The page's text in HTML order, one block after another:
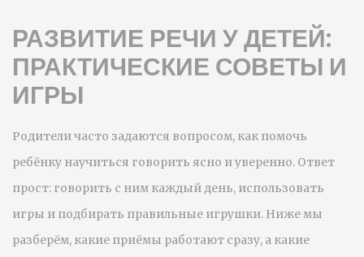
РАЗВИТИЕ РЕЧИ У ДЕТЕЙ:
ПРАКТИЧЕСКИЕ СОВЕТЫ И
ИГРЫ
Родители часто задаются вопросом, как помочь
ребёнку научиться говорить ясно и уверенно. Ответ
прост: говорить с ним каждый день, использовать
игры и подбирать правильные игрушки. Ниже мы
разберём, какие приёмы работают сразу, а какие